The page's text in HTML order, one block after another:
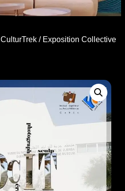
CulturTrek / Exposition Collective